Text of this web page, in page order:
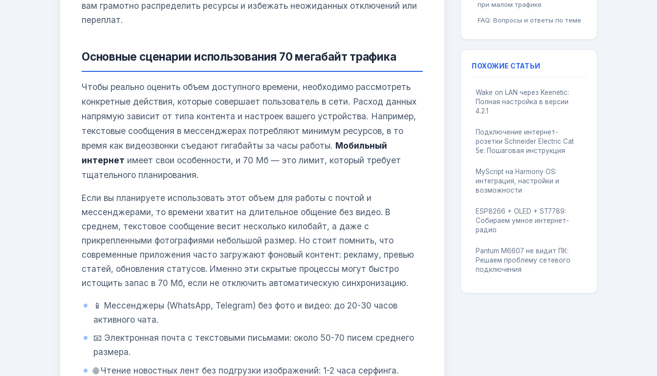
вам грамотно распределить ресурсы и избежать неожиданных отключений или
переплат.
Основные сценарии использования 70 мегабайт трафика
Чтобы реально оценить объем доступного времени, необходимо рассмотреть
конкретные действия, которые совершает пользователь в сети. Расход данных
напрямую зависит от типа контента и настроек вашего устройства. Например,
текстовые сообщения в мессенджерах потребляют минимум ресурсов, в то
время как видеозвонки съедают гигабайты за часы работы. Мобильный
интернет имеет свои особенности, и 70 Мб — это лимит, который требует
тщательного планирования.
Если вы планируете использовать этот объем для работы с почтой и
мессенджерами, то времени хватит на длительное общение без видео. В
среднем, текстовое сообщение весит несколько килобайт, а даже с
прикрепленными фотографиями небольшой размер. Но стоит помнить, что
современные приложения часто загружают фоновый контент: рекламу, превью
статей, обновления статусов. Именно эти скрытые процессы могут быстро
истощить запас в 70 Мб, если не отключить автоматическую синхронизацию.
📱 Мессенджеры (WhatsApp, Telegram) без фото и видео: до 20-30 часов
активного чата.
📧 Электронная почта с текстовыми письмами: около 50-70 писем среднего
размера.
🌐 Чтение новостных лент без подгрузки изображений: 1-2 часа серфинга.
при малом трафике
FAQ: Вопросы и ответы по теме
ПОХОЖИЕ СТАТЬИ
Wake on LAN через Keenetic:
Полная настройка в версии
4.2.1
Подключение интернет-
розетки Schneider Electric Cat
5e: Пошаговая инструкция
MyScript на Harmony OS:
интеграция, настройки и
возможности
ESP8266 + OLED + ST7789:
Собираем умное интернет-
радио
Pantum M6607 не видит ПК:
Решаем проблему сетевого
подключения